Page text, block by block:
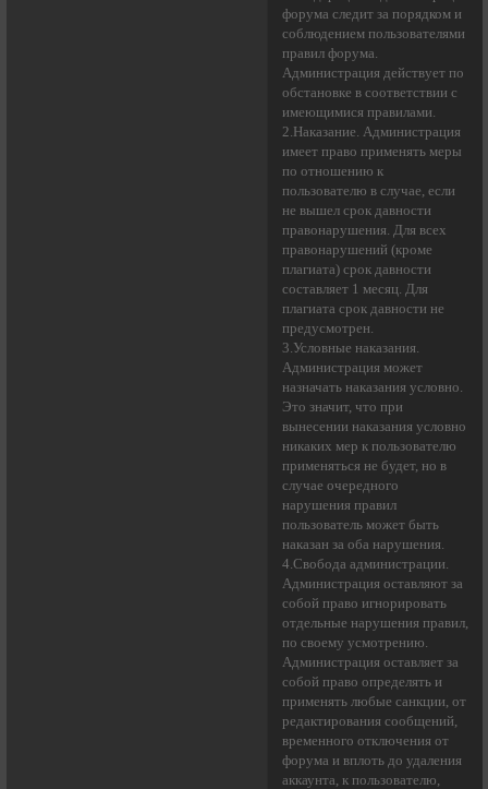
форума следит за порядком и
соблюдением пользователями
правил форума.
Администрация действует по
обстановке в соответствии с
имеющимися правилами.
2.Наказание. Администрация
имеет право применять меры
по отношению к
пользователю в случае, если
не вышел срок давности
правонарушения. Для всех
правонарушений (кроме
плагиата) срок давности
составляет 1 месяц. Для
плагиата срок давности не
предусмотрен.
3.Условные наказания.
Администрация может
назначать наказания условно.
Это значит, что при
вынесении наказания условно
никаких мер к пользователю
применяться не будет, но в
случае очередного
нарушения правил
пользователь может быть
наказан за оба нарушения.
4.Свобода администрации.
Администрация оставляют за
собой право игнорировать
отдельные нарушения правил,
по своему усмотрению.
Администрация оставляет за
собой право определять и
применять любые санкции, от
редактирования сообщений,
временного отключения от
форума и вплоть до удаления
аккаунта, к пользователю,